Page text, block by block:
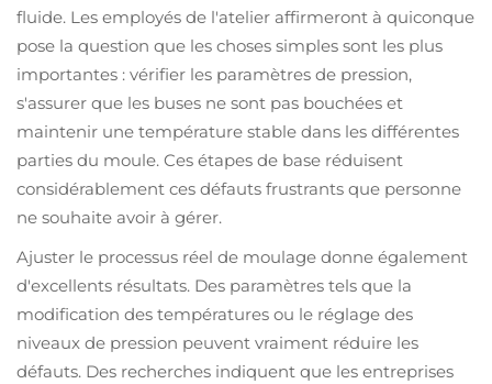
fluide. Les employés de l'atelier affirmeront à quiconque
pose la question que les choses simples sont les plus
importantes : vérifier les paramètres de pression,
s'assurer que les buses ne sont pas bouchées et
maintenir une température stable dans les différentes
parties du moule. Ces étapes de base réduisent
considérablement ces défauts frustrants que personne
ne souhaite avoir à gérer.
Ajuster le processus réel de moulage donne également
d'excellents résultats. Des paramètres tels que la
modification des températures ou le réglage des
niveaux de pression peuvent vraiment réduire les
défauts. Des recherches indiquent que les entreprises